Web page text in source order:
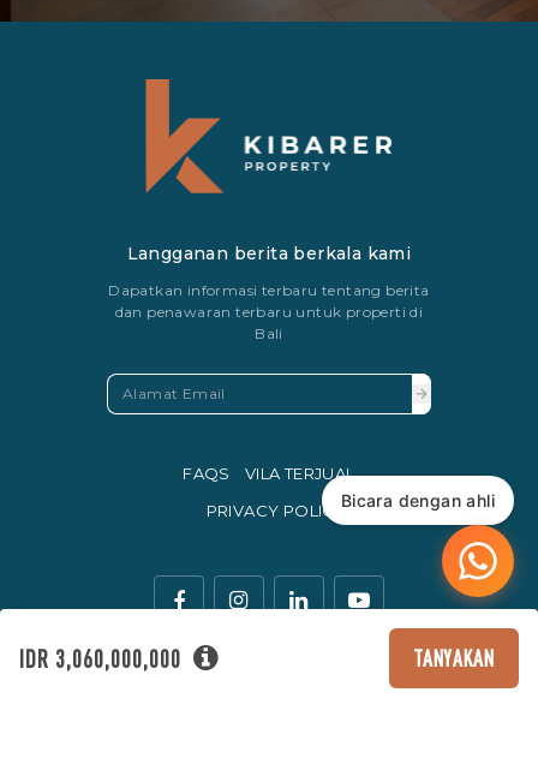
IDR 3,060,000,000 TANYAKAN
Langganan berita berkala kami
Dapatkan informasi terbaru tentang berita
dan penawaran terbaru untuk properti di
Bali
FAQS
VILA TERJUAL
PRIVACY POLICY
Mata uang resmi perdagangan di Indonesia adalah Rupiah.
Bicara dengan ahli